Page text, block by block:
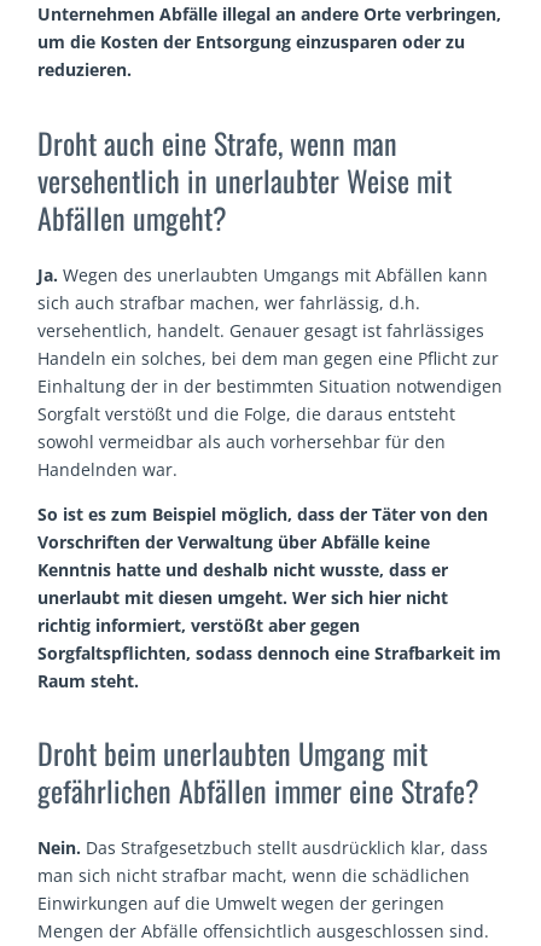
Unternehmen Abfälle illegal an andere Orte verbringen,
um die Kosten der Entsorgung einzusparen oder zu
reduzieren.
Droht auch eine Strafe, wenn man
versehentlich in unerlaubter Weise mit
Abfällen umgeht?
Ja.Wegen des unerlaubten Umgangs mit Abfällen kann
sich auch strafbar machen, wer fahrlässig, d.h.
versehentlich, handelt. Genauer gesagt ist fahrlässiges
Handeln ein solches, bei dem man gegen eine Pflicht zur
Einhaltung der in der bestimmten Situation notwendigen
Sorgfalt verstößt und die Folge, die daraus entsteht
sowohl vermeidbar als auch vorhersehbar für den
Handelnden war.
So ist es zum Beispiel möglich, dass der Täter von den
Vorschriften der Verwaltung über Abfälle keine
Kenntnis hatte und deshalb nicht wusste, dass er
unerlaubt mit diesen umgeht. Wer sich hier nicht
richtig informiert, verstößt aber gegen
Sorgfaltspflichten, sodass dennoch eine Strafbarkeit im
Raum steht.
Droht beim unerlaubten Umgang mit
gefährlichen Abfällen immer eine Strafe?
Nein. Das Strafgesetzbuch stellt ausdrücklich klar, dass
man sich nicht strafbar macht, wenn die schädlichen
Einwirkungen auf die Umwelt wegen der geringen
Mengen der Abfälle offensichtlich ausgeschlossen sind.